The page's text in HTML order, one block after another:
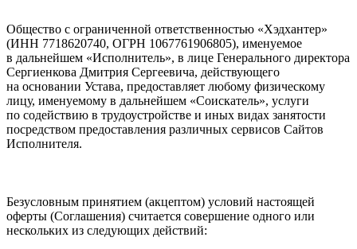
Общество с ограниченной ответственностью «Хэдхантер»
(ИНН 7718620740, ОГРН 1067761906805), именуемое
в дальнейшем «Исполнитель», в лице Генерального директора
Сергиенкова Дмитрия Сергеевича, действующего
на основании Устава, предоставляет любому физическому
лицу, именуемому в дальнейшем «Соискатель», услуги
по содействию в трудоустройстве и иных видах занятости
посредством предоставления различных сервисов Сайтов
Исполнителя.
Безусловным принятием (акцептом) условий настоящей
оферты (Соглашения) считается совершение одного или
нескольких из следующих действий: